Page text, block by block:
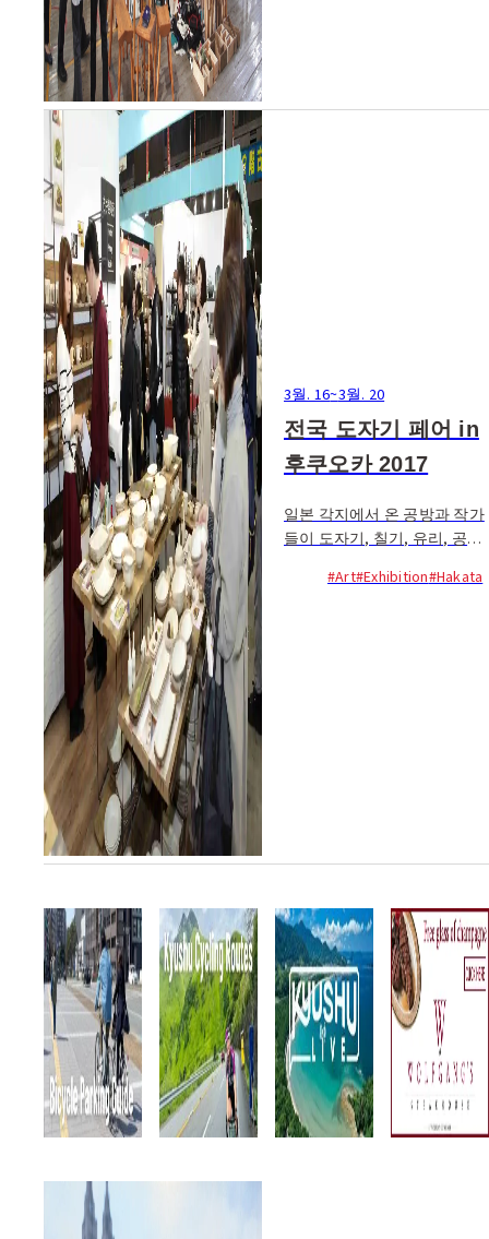
3월. 16~3월. 20
전국 도자기 페어 in
후쿠오카 2017
일본 각지에서 온 공방과 작가
들이 도자기, 칠기, 유리, 공예
#Art#Exhibition#Hakata